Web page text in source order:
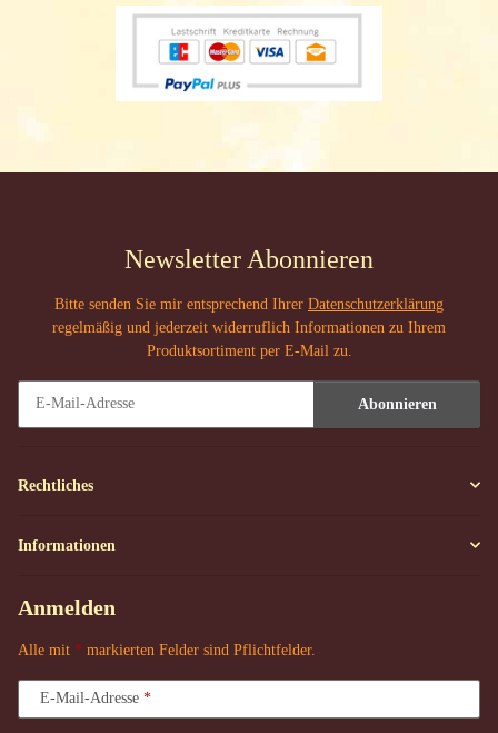
Newsletter Abonnieren
Bitte senden Sie mir entsprechend Ihrer Datenschutzerklärung
regelmäßig und jederzeit widerruflich Informationen zu Ihrem
Produktsortiment per E-Mail zu.
Abonnieren
Rechtliches
Informationen
Anmelden
Alle mit * markierten Felder sind Pflichtfelder.
E-Mail-Adresse